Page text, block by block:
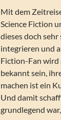
Mit dem
Science Fiction
dieses doch
integrieren und
Fiction-Fan wird
bekannt sein,
machen ist ein
Und damit
grundlegend